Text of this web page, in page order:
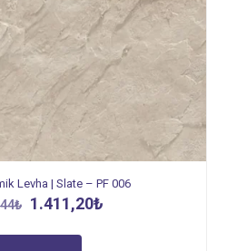
Levha | Slate – PF 006
₺ Orijinal
1.693,44₺.
1.411,20₺